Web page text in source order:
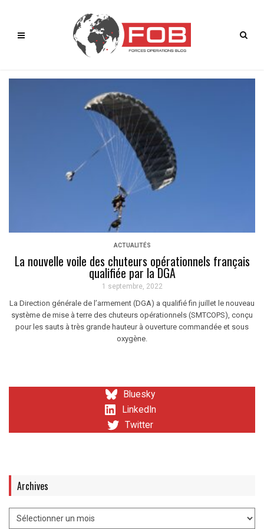
ACTUALITÉS
La nouvelle voile des chuteurs opérationnels français
qualifiée par la DGA
1 septembre, 2022
La Direction générale de l’armement (DGA) a qualifié fin juillet le nouveau
système de mise à terre des chuteurs opérationnels (SMTCOPS), conçu
pour les sauts à très grande hauteur à ouverture commandée et sous
oxygène.
Bluesky
LinkedIn
Twitter
Archives